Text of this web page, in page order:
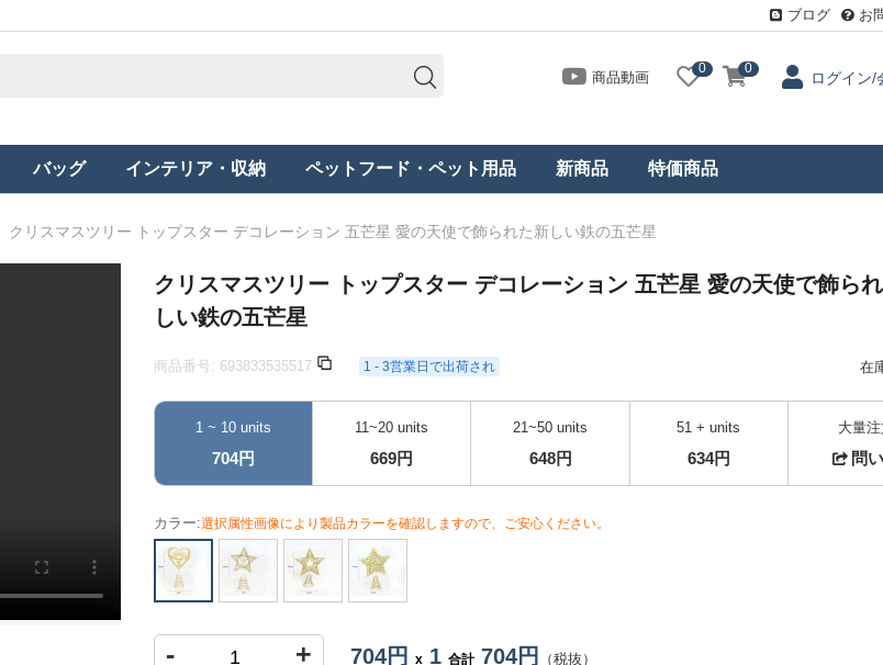
ブログ お
商品動画
0 0
ログイン/
バッグ インテリア・収納 ペットフード・ペット用品 新商品 特価商品
クリスマスツリー トップスター デコレーション 五芒星 愛の天使で飾られた新しい鉄の五芒星
クリスマスツリー トップスター デコレーション 五芒星 愛の天使で飾ら
しい鉄の五芒星
商品番号: 693833535517 1 - 3営業日で出荷され 在
1 ~ 10 units
704円
11~20 units
669円
21~50 units
648円
51 + units
634円
大量
問
カラー:選択属性画像により製品カラーを確認しますので、ご安心ください。
- + 704円 x 1 合計704円 （税抜）